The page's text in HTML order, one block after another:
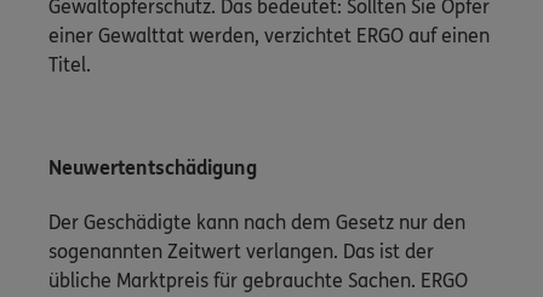
Gewaltopferschutz. Das bedeutet: Sollten Sie Opfer
einer Gewalttat werden, verzichtet ERGO auf einen
Titel.
Neuwertentschädigung
Der Geschädigte kann nach dem Gesetz nur den
sogenannten Zeitwert verlangen. Das ist der
übliche Marktpreis für gebrauchte Sachen. ERGO